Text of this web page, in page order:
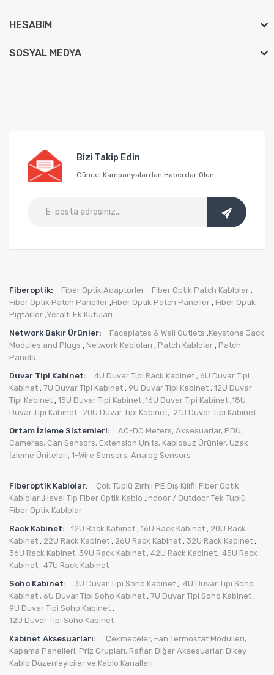
HESABIM
SOSYAL MEDYA
Bizi Takip Edin
Güncel Kampanyalardan Haberdar Olun
Fiberoptik: Fiber Optik Adaptörler , Fiber Optik Patch Kablolar ,
Fiber Optik Patch Paneller ,Fiber Optik Patch Paneller , Fiber Optik
Pigtailler ,Yeraltı Ek Kutuları
Network Bakır Ürünler:
Faceplates & Wall Outlets ,Keystone Jack
Modules and Plugs , Network Kabloları , Patch Kablolar , Patch
Panels
Duvar Tipi Kabinet:
4U Duvar Tipi Rack Kabinet , 6U Duvar Tipi
Kabinet , 7U Duvar Tipi Kabinet , 9U Duvar Tipi Kabinet , 12U Duvar
Tipi Kabinet , 15U Duvar Tipi Kabinet ,16U Duvar Tipi Kabinet ,18U
Duvar Tipi Kabinet
20U Duvar Tipi Kabinet, 21U Duvar Tipi Kabinet
Ortam İzleme Sistemleri:
AC-DC Meters, Aksesuarlar, PDU,
Cameras, Can Sensors, Extension Units, Kablosuz Ürünler, Uzak
İzleme Üniteleri, 1-Wire Sensors, Analog Sensors
Fiberoptik Kablolar:
Çok Tüplü Zırhlı PE Dış Kılıflı Fiber Optik
Kablolar ,Havai Tip Fiber Optik Kablo ,indoor / Outdoor Tek Tüplü
Fiber Optik Kablolar
Rack Kabinet:
12U Rack Kabinet , 16U Rack Kabinet , 20U Rack
Kabinet , 22U Rack Kabinet , 26U Rack Kabinet , 32U Rack Kabinet ,
36U Rack Kabinet ,39U Rack Kabinet 42U Rack Kabinet, 45U Rack
Kabinet, 47U Rack Kabinet
Soho Kabinet:
3U Duvar Tipi Soho Kabinet , 4U Duvar Tipi Soho
Kabinet , 6U Duvar Tipi Soho Kabinet , 7U Duvar Tipi Soho Kabinet ,
9U Duvar Tipi Soho Kabinet ,
12U Duvar Tipi Soho Kabinet
Kabinet Aksesuarları:
Çekmeceler, Fan Termostat Modülleri,
Kapama Panelleri, Priz Grupları, Raflar, Diğer Aksesuarlar, Dikey
Kablo Düzenleyiciler ve Kablo Kanalları